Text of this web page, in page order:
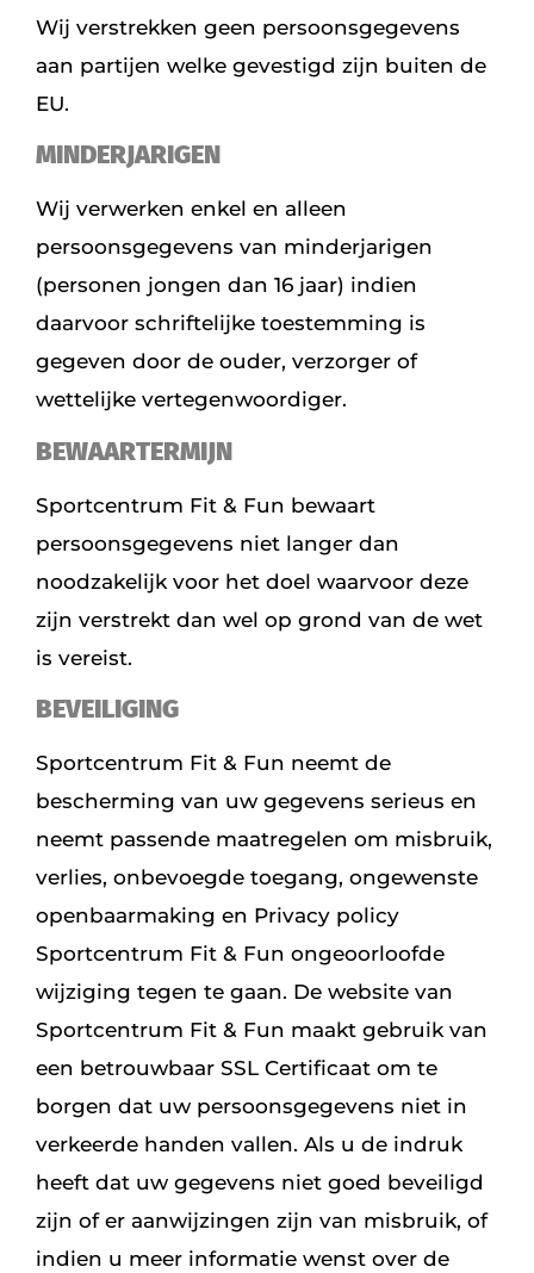
Wij verstrekken geen persoonsgegevens
aan partijen welke gevestigd zijn buiten de
EU.
MINDERJARIGEN
Wij verwerken enkel en alleen
persoonsgegevens van minderjarigen
(personen jongen dan 16 jaar) indien
daarvoor schriftelijke toestemming is
gegeven door de ouder, verzorger of
wettelijke vertegenwoordiger.
BEWAARTERMIJN
Sportcentrum Fit & Fun bewaart
persoonsgegevens niet langer dan
noodzakelijk voor het doel waarvoor deze
zijn verstrekt dan wel op grond van de wet
is vereist.
BEVEILIGING
Sportcentrum Fit & Fun neemt de
bescherming van uw gegevens serieus en
neemt passende maatregelen om misbruik,
verlies, onbevoegde toegang, ongewenste
openbaarmaking en Privacy policy
Sportcentrum Fit & Fun ongeoorloofde
wijziging tegen te gaan. De website van
Sportcentrum Fit & Fun maakt gebruik van
een betrouwbaar SSL Certificaat om te
borgen dat uw persoonsgegevens niet in
verkeerde handen vallen. Als u de indruk
heeft dat uw gegevens niet goed beveiligd
zijn of er aanwijzingen zijn van misbruik, of
indien u meer informatie wenst over de